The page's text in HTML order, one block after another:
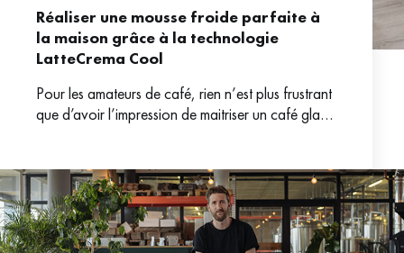
Réaliser une mousse froide parfaite à
la maison grâce à la technologie
LatteCrema Cool
Pour les amateurs de café, rien n’est plus frustrant
que d’avoir l’impression de maitriser un café glacé